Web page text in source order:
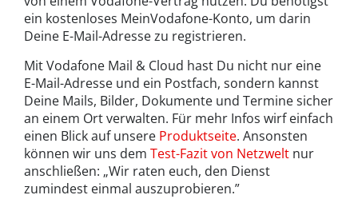
ein kostenloses MeinVodafone-Konto, um darin
Deine E-Mail-Adresse zu registrieren.
Mit Vodafone Mail & Cloud hast Du nicht nur eine
E-Mail-Adresse und ein Postfach, sondern kannst
Deine Mails, Bilder, Dokumente und Termine sicher
an einem Ort verwalten. Für mehr Infos wirf einfach
einen Blick auf unsere Produktseite. Ansonsten
können wir uns dem Test-Fazit von Netzwelt nur
anschließen: „Wir raten euch, den Dienst
zumindest einmal auszuprobieren.”